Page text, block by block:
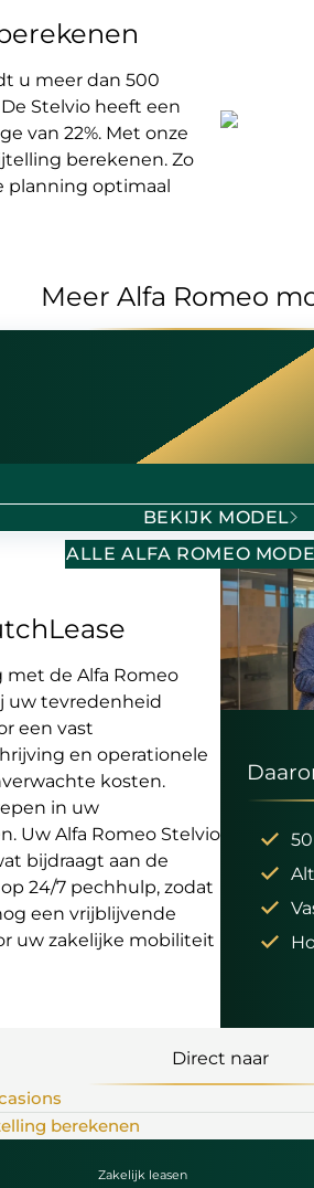
u meer dan 500
Stelvio heeft een
van 22%. Met onze
berekenen. Zo
planning optimaal
Meer Alfa Romeo
BEKIJK MODEL
ALLE ALFA ROMEO
met de Alfa Romeo
uw tevredenheid
een vast
en operationele
kosten.
in uw
Uw Alfa Romeo Stelvio
bijdraagt aan de
24/7 pechhulp, zodat
een vrijblijvende
uw zakelijke mobiliteit
Direct naar
berekenen
Zakelijk leasen